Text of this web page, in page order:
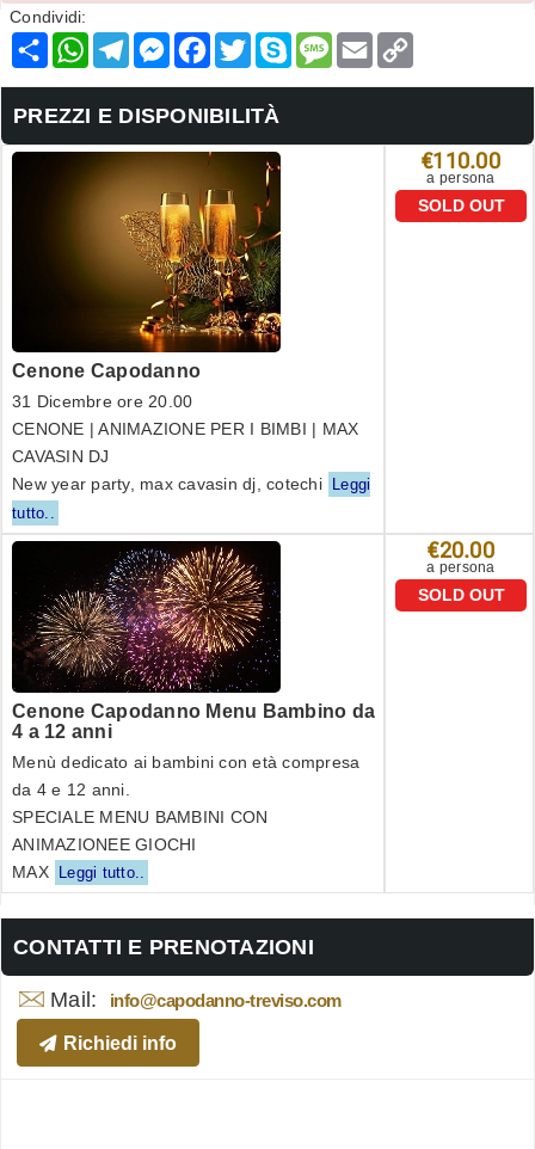
Condividi:
Condividi
WhatsApp
Telegram
Messenger
Facebook
TwitterSkypeMessage
Email
PREZZI E DISPONIBILITÀ
Cenone Capodanno
31 Dicembre ore 20.00
CENONE | ANIMAZIONE PER I BIMBI | MAX
CAVASIN DJ
New year party, max cavasin dj, cotechi
Leggi
tutto..
€110.00
a persona
SOLD OUT
Cenone Capodanno Menu Bambino da
4 a 12 anni
Menù dedicato ai bambini con età compresa
da 4 e 12 anni.
SPECIALE MENU BAMBINI CON
ANIMAZIONEE GIOCHI
MAX
Leggi tutto..
€20.00
a persona
SOLD OUT
CONTATTI E PRENOTAZIONI
Mail: info@capodanno-treviso.com
Richiedi info